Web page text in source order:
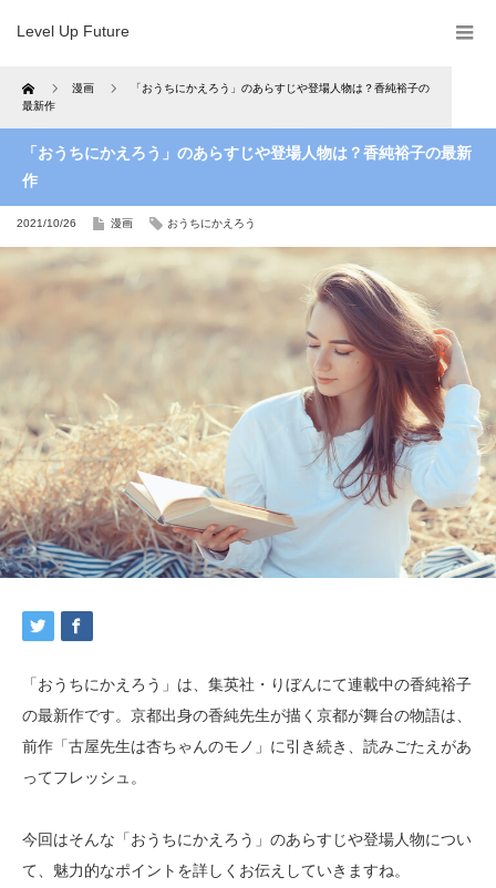
Level Up Future
Home 漫画
「おうちにかえろう」のあらすじや登場人物は？香純裕子の
最新作
「おうちにかえろう」のあらすじや登場人物は？香純裕子の最新
作
2021/10/26 漫画 おうちにかえろう
「おうちにかえろう」は、集英社・りぼんにて連載中の香純裕子
の最新作です。京都出身の香純先生が描く京都が舞台の物語は、
前作「古屋先生は杏ちゃんのモノ」に引き続き、読みごたえがあ
ってフレッシュ。
今回はそんな「おうちにかえろう」のあらすじや登場人物につい
て、魅力的なポイントを詳しくお伝えしていきますね。